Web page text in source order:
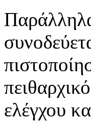
ελέγχου